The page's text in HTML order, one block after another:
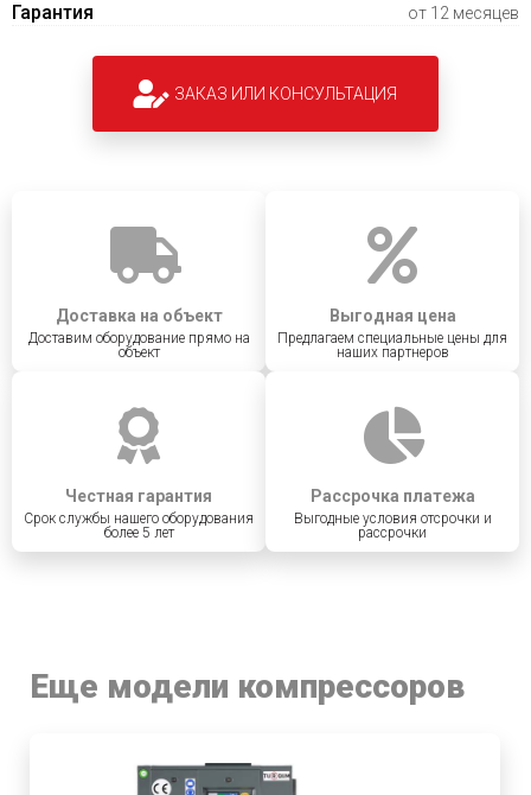
Гарантия от 12 месяцев
ЗАКАЗ ИЛИ КОНСУЛЬТАЦИЯ
Доставка на объект
Доставим оборудование прямо на
объект
Выгодная цена
Предлагаем специальные цены для
наших партнеров
Честная гарантия
Срок службы нашего оборудования
более 5 лет
Рассрочка платежа
Выгодные условия отсрочки и
рассрочки
Еще модели компрессоров